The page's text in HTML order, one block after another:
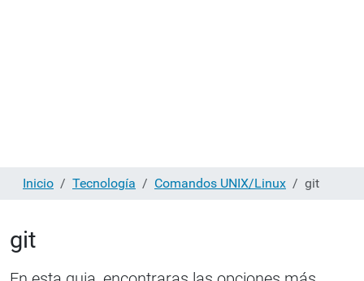
Inicio Tecnología Comandos UNIX/Linux git
git